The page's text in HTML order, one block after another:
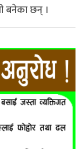
बनेका छन् ।